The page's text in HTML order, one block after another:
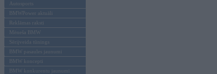
Autosports
BMWPower aktuāli
Reklāmas raksti
Mēneša BMW
Sērijveida tūnings
BMW pasaules jaunumi
BMW koncepti
BMW konkurentu jaunumi